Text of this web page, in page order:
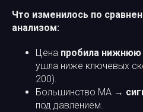
Что изменилось по
анализом:
Цена пробила нижнюю
ушла ниже ключевых
200).
Большинство MA →
под давлением.